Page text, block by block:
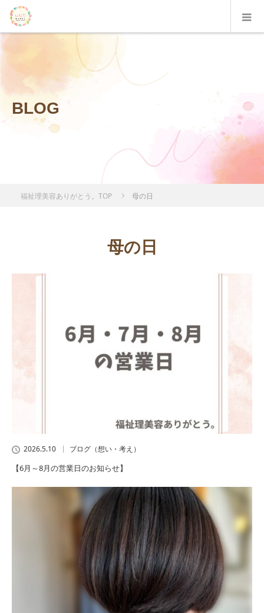
BLOG
福祉理美容ありがとう。TOP 母の日
母の日
2026.5.10 ブログ（想い・考え）
【6月～8月の営業日のお知らせ】